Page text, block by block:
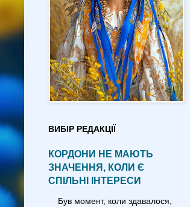
ВИБІР РЕДАКЦІЇ
КОРДОНИ НЕ МАЮТЬ
ЗНАЧЕННЯ, КОЛИ Є
СПІЛЬНІ ІНТЕРЕСИ
Був момент, коли здавалося,